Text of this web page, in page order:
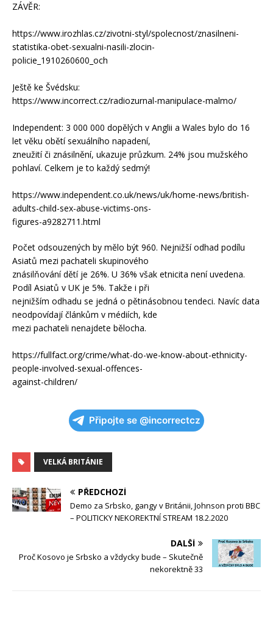
ZÁVĚR:
https://www.irozhlas.cz/zivotni-styl/spolecnost/znasilneni-
statistika-obet-sexualni-nasili-zlocin-
policie_1910260600_och
Ještě ke Švédsku:
https://www.incorrect.cz/radiozurnal-manipulace-malmo/
Independent: 3 000 000 dopělých v Anglii a Wales bylo do 16
let věku obětí sexuálního napadení,
zneužití či znásilnění, ukazuje průzkum. 24% jsou mužského
pohlaví. Celkem je to každý sedmý!
https://www.independent.co.uk/news/uk/home-news/british-
adults-child-sex-abuse-victims-ons-
figures-a9282711.html
Počet odsouzených by mělo být 960. Nejnižší odhad podílu
Asiatů mezi pachateli skupinového
znásilňování dětí je 26%. U 36% však etnicita není uvedena.
Podíl Asiatů v UK je 5%. Takže i při
nejnižším odhadu se jedná o pětinásobnou tendeci. Navíc data
neodpovídají článkům v médiích, kde
mezi pachateli nenajdete bělocha.
https://fullfact.org/crime/what-do-we-know-about-ethnicity-
people-involved-sexual-offences-
against-children/
Připojte se @incorrectcz
VELKÁ BRITÁNIE
PŘEDCHOZÍ
Demo za Srbsko, gangy v Británii, Johnson proti BBC
– POLITICKY NEKOREKTNÍ STREAM 18.2.2020
DALŠÍ
Proč Kosovo je Srbsko a vždycky bude – Skutečně
nekorektně 33